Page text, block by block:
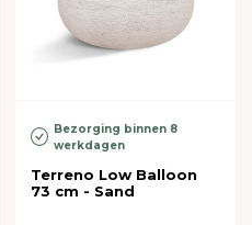
Bezorging binnen 8
werkdagen
Terreno Low Balloon
73 cm - Sand